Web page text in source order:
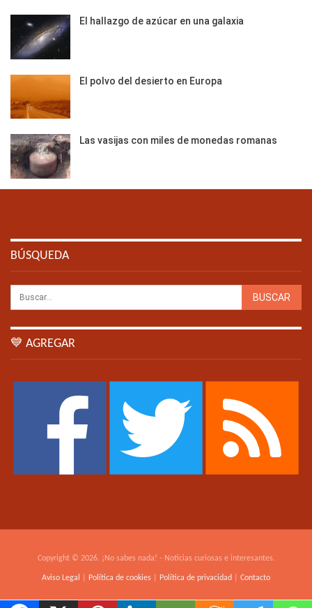
El hallazgo de azúcar en una galaxia
El polvo del desierto en Europa
Las vasijas con miles de monedas romanas
BÚSQUEDA
💙 AGREGAR
Copyright © 2026. ¡No sabes nada! - Noticias curiosas e interesantes.
Aviso Legal Política de cookies Política de privacidad Contacto